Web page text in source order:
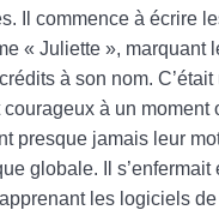
Il commence à écrire
« Juliette », marquant
à son nom. C’était
à un moment
presque jamais leur
globale. Il s’enfermait
apprenant les logiciels